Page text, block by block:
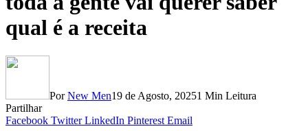
qual é a receita
Por New Men19 de Agosto, 20251 Min Leitura
Partilhar
Facebook Twitter LinkedIn Pinterest Email